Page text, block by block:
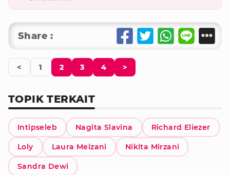
Share :
< 1 2 3 4 >
TOPIK TERKAIT
Intipseleb Nagita Slavina Richard Eliezer
Loly Laura Meizani Nikita Mirzani
Sandra Dewi